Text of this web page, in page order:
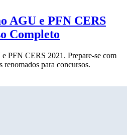
AGU e PFN CERS
Completo
PFN CERS 2021. Prepare-se com
renomados para concursos.